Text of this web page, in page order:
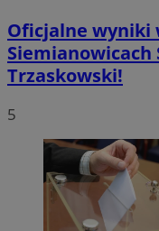
Oficjalne wyniki
Siemianowicach
Trzaskowski!
5